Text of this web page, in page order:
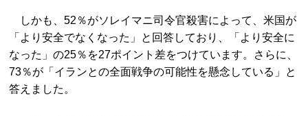
しかも、52％がソレイマニ司令官殺害によって、米国が
「より安全でなくなった」と回答しており、「より安全に
なった」の25％を27ポイント差をつけています。さらに、
73％が「イランとの全面戦争の可能性を懸念している」と
答えました。